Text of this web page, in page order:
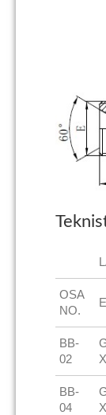
OSA
NO.
E
BB-
02
BB-
04